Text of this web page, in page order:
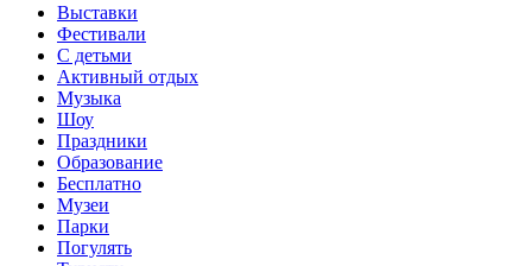
Выставки
Фестивали
С детьми
Активный отдых
Музыка
Шоу
Праздники
Образование
Бесплатно
Музеи
Парки
Погулять